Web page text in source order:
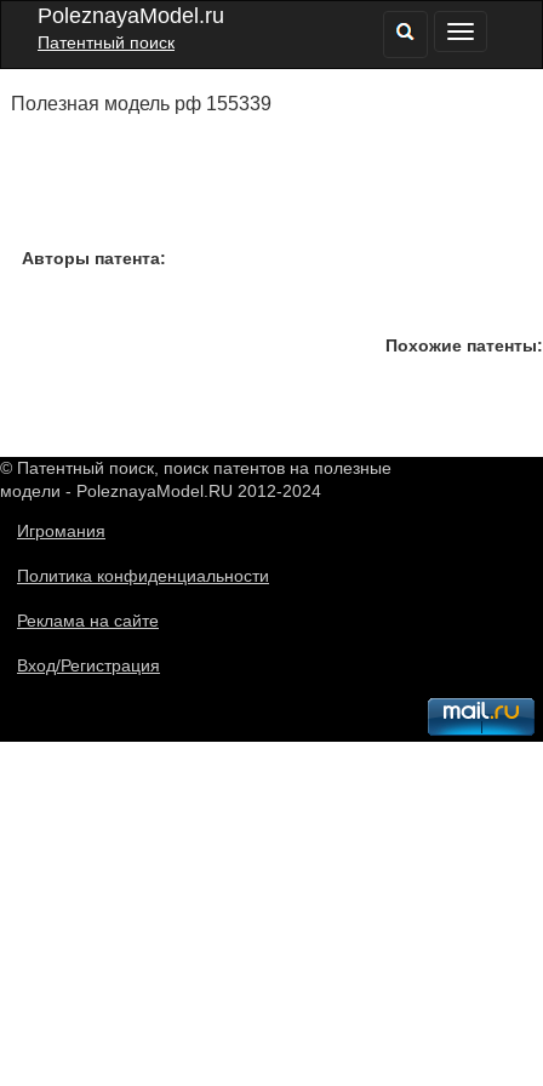
PoleznayaModel.ru
Патентный поиск
Полезная модель рф 155339
Авторы патента:
Похожие патенты:
© Патентный поиск, поиск патентов на полезные
модели - PoleznayaModel.RU 2012-2024
Игромания
Политика конфиденциальности
Реклама на сайте
Вход/Регистрация